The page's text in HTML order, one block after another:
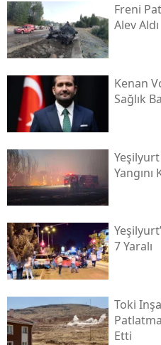
Freni
Alev Aldı
Kenan
Sağlık
7 Yaralı
Toki̇
Etti